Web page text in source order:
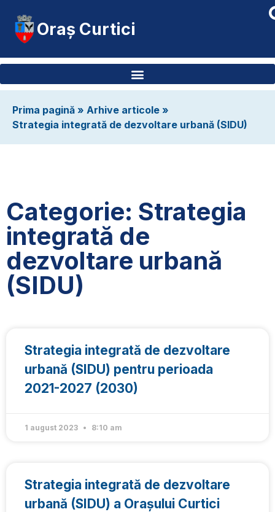
Oraș Curtici
Prima pagină » Arhive articole »
Strategia integrată de dezvoltare urbană (SIDU)
Categorie: Strategia
integrată de
dezvoltare urbană
(SIDU)
Strategia integrată de dezvoltare
urbană (SIDU) pentru perioada
2021-2027 (2030)
1 august 2023 8:10 am
Strategia integrată de dezvoltare
urbană (SIDU) a Orașului Curtici